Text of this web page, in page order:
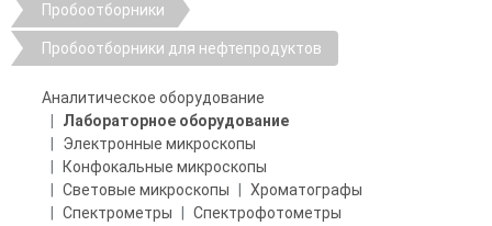
Пробоотборники
Пробоотборники для нефтепродуктов
Аналитическое оборудование
Лабораторное оборудование
Электронные микроскопы
Конфокальные микроскопы
Световые микроскопы
Хроматографы
Спектрометры
Спектрофотометры